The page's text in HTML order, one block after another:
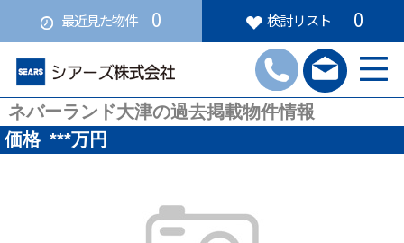
最近見た物件 0 検討リスト 0
ネバーランド大津の過去掲載物件情報
価格 ***万円